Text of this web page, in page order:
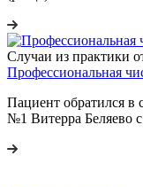
Случаи из практики
Профессиональная
Пациент обратился в
№1 Витерра Беляево